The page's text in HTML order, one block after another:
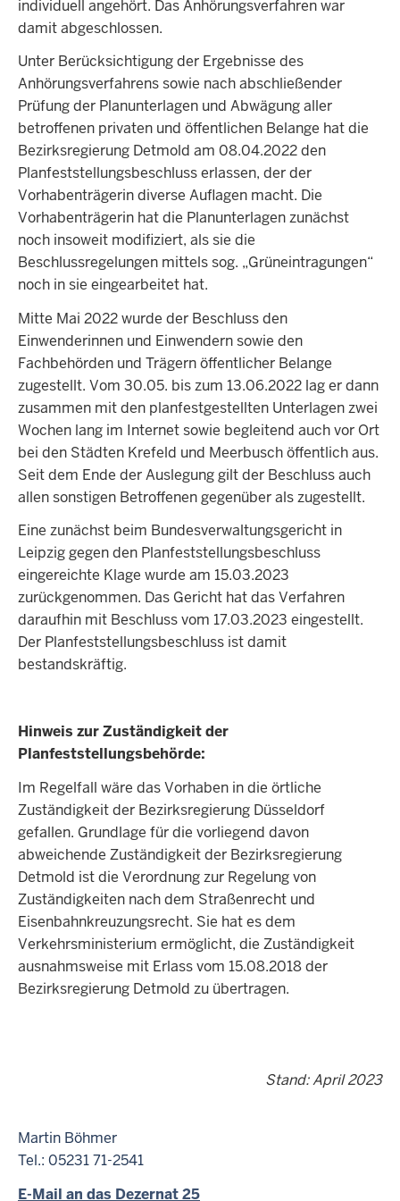
individuell angehört. Das Anhörungsverfahren war
damit abgeschlossen.
Unter Berücksichtigung der Ergebnisse des
Anhörungsverfahrens sowie nach abschließender
Prüfung der Planunterlagen und Abwägung aller
betroffenen privaten und öffentlichen Belange hat die
Bezirksregierung Detmold am 08.04.2022 den
Planfeststellungsbeschluss erlassen, der der
Vorhabenträgerin diverse Auflagen macht. Die
Vorhabenträgerin hat die Planunterlagen zunächst
noch insoweit modifiziert, als sie die
Beschlussregelungen mittels sog. „Grüneintragungen“
noch in sie eingearbeitet hat.
Mitte Mai 2022 wurde der Beschluss den
Einwenderinnen und Einwendern sowie den
Fachbehörden und Trägern öffentlicher Belange
zugestellt. Vom 30.05. bis zum 13.06.2022 lag er dann
zusammen mit den planfestgestellten Unterlagen zwei
Wochen lang im Internet sowie begleitend auch vor Ort
bei den Städten Krefeld und Meerbusch öffentlich aus.
Seit dem Ende der Auslegung gilt der Beschluss auch
allen sonstigen Betroffenen gegenüber als zugestellt.
Eine zunächst beim Bundesverwaltungsgericht in
Leipzig gegen den Planfeststellungsbeschluss
eingereichte Klage wurde am 15.03.2023
zurückgenommen. Das Gericht hat das Verfahren
daraufhin mit Beschluss vom 17.03.2023 eingestellt.
Der Planfeststellungsbeschluss ist damit
bestandskräftig.
Hinweis zur Zuständigkeit der
Planfeststellungsbehörde:
Im Regelfall wäre das Vorhaben in die örtliche
Zuständigkeit der Bezirksregierung Düsseldorf
gefallen. Grundlage für die vorliegend davon
abweichende Zuständigkeit der Bezirksregierung
Detmold ist die Verordnung zur Regelung von
Zuständigkeiten nach dem Straßenrecht und
Eisenbahnkreuzungsrecht. Sie hat es dem
Verkehrsministerium ermöglicht, die Zuständigkeit
ausnahmsweise mit Erlass vom 15.08.2018 der
Bezirksregierung Detmold zu übertragen.
Stand: April 2023
Martin Böhmer
Tel.: 05231 71-2541
E-Mail an das Dezernat 25